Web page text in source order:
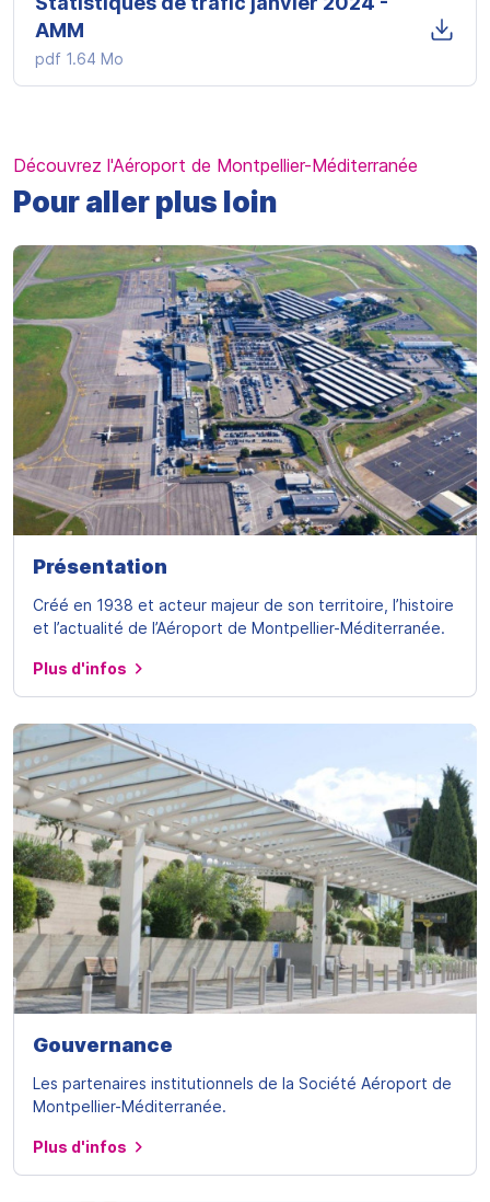
AMM
pdf 1.64 Mo
Découvrez l'Aéroport de Montpellier-Méditerranée
Pour aller plus loin
Présentation
Créé en 1938 et acteur majeur de son territoire, l’histoire
et l’actualité de l’Aéroport de Montpellier-Méditerranée.
Plus d'infos
Gouvernance
Les partenaires institutionnels de la Société Aéroport de
Montpellier-Méditerranée.
Plus d'infos